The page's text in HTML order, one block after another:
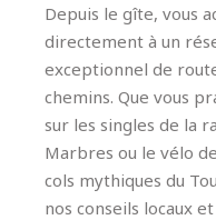
Depuis le gîte, vous
directement à un
exceptionnel de
chemins. Que vous
sur les singles de la
Marbres ou le vélo
cols mythiques du
nos conseils locaux